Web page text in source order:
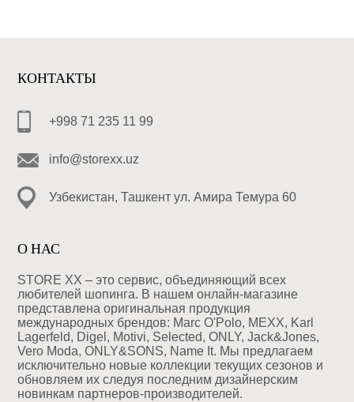
КОНТАКТЫ
+998 71 235 11 99
info@storexx.uz
Узбекистан, Ташкент ул. Амира Темура 60
О НАС
STORE XX – это сервис, объединяющий всех
любителей шопинга. В нашем онлайн-магазине
представлена оригинальная продукция
международных брендов: Marc O'Polo, MEXX, Karl
Lagerfeld, Digel, Motivi, Selected, ONLY, Jack&Jones,
Vero Moda, ONLY&SONS, Name It. Мы предлагаем
исключительно новые коллекции текущих сезонов и
обновляем их следуя последним дизайнерским
новинкам партнеров-производителей.